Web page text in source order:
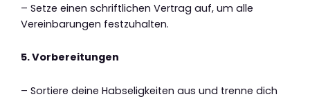
– Setze einen schriftlichen Vertrag auf, um alle
Vereinbarungen festzuhalten.
5. Vorbereitungen
– Sortiere deine Habseligkeiten aus und trenne dich